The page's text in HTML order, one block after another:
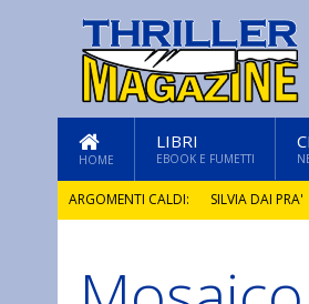
HOME
LIBRI
EBOOK E FUMETTI
ARGOMENTI CALDI: SILVIA DAI PRA'